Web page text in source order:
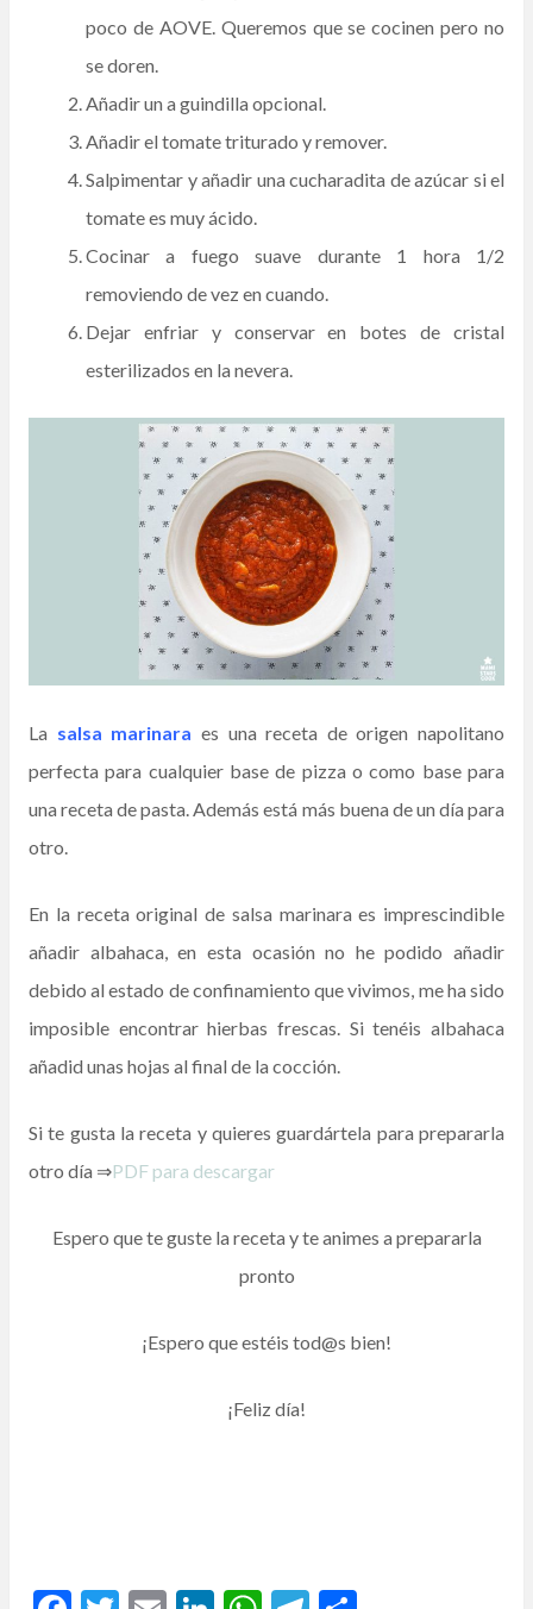
poco de AOVE. Queremos que se cocinen pero no
se doren.
Añadir un a guindilla opcional.
Añadir el tomate triturado y remover.
Salpimentar y añadir una cucharadita de azúcar si el
tomate es muy ácido.
Cocinar a fuego suave durante 1 hora 1/2
removiendo de vez en cuando.
Dejar enfriar y conservar en botes de cristal
esterilizados en la nevera.
La salsa marinara es una receta de origen napolitano
perfecta para cualquier base de pizza o como base para
una receta de pasta. Además está más buena de un día para
otro.
En la receta original de salsa marinara es imprescindible
añadir albahaca, en esta ocasión no he podido añadir
debido al estado de confinamiento que vivimos, me ha sido
imposible encontrar hierbas frescas. Si tenéis albahaca
añadid unas hojas al final de la cocción.
Si te gusta la receta y quieres guardártela para prepararla
otro día ⇒PDF para descargar
Espero que te guste la receta y te animes a prepararla
pronto
¡Espero que estéis tod@s bien!
¡Feliz día!